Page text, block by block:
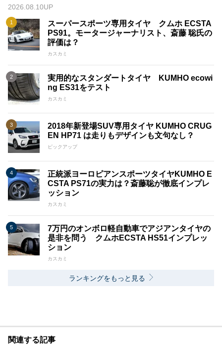
2026.08.10UP
スーパースポーツ専用タイヤ クムホ ECSTA
PS91。モータージャーナリスト、斎藤 聡氏の
評価は？
カスカミ
実用的なスタンダートタイヤ KUMHO ecowi
ng ES31をテスト
カスカミ
2018年新登場SUV専用タイヤ KUMHO CRUG
EN HP71 は走りもデザインも文句なし？
ピックアップ
正統派ヨーロピアンスポーツタイヤKUMHO E
CSTA PS71の実力は？斎藤聡が徹底インプレ
ッション
カスカミ
7万円のオンボロ軽自動車でアジアンタイヤの
是非を問う クムホECSTA HS51インプレッ
ション
カスカミ
ランキングをもっと見る
関連する記事